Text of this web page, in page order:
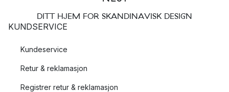
DITT HJEM FOR SKANDINAVISK DESIGN
KUNDSERVICE
Kundeservice
Retur & reklamasjon
Registrer retur & reklamasjon